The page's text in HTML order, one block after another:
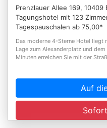
Prenzlauer Allee 169, 10409
Tagungshotel mit 123
Tagespauschalen ab 75,00*
Das moderne 4-Sterne Hotel liegt
Lage zum Alexanderplatz und
Minuten erreichen Sie mit der
Auf